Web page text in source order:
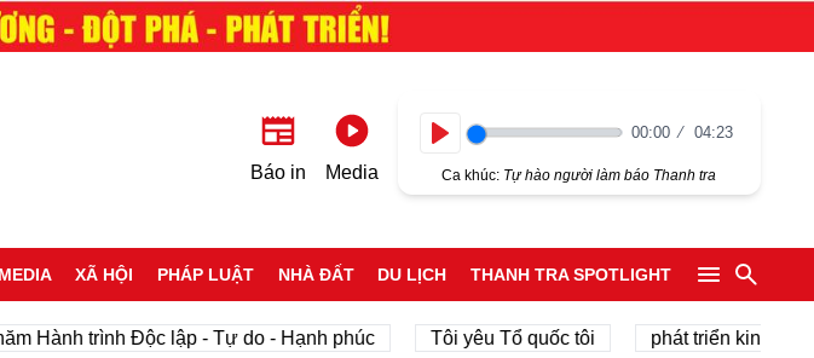
Báo in Media
00:00 04:23
Ca khúc: Tự hào người làm báo Thanh tra
MEDIA XÃ HỘI PHÁP LUẬT NHÀ ĐẤT DU LỊCH THANH TRA SPOTLIGHT
trình Độc lập - Tự do - Hạnh phúc Tôi yêu Tổ quốc tôi phát triển kinh tế tư nhân